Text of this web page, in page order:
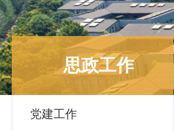
思政工作
党建工作